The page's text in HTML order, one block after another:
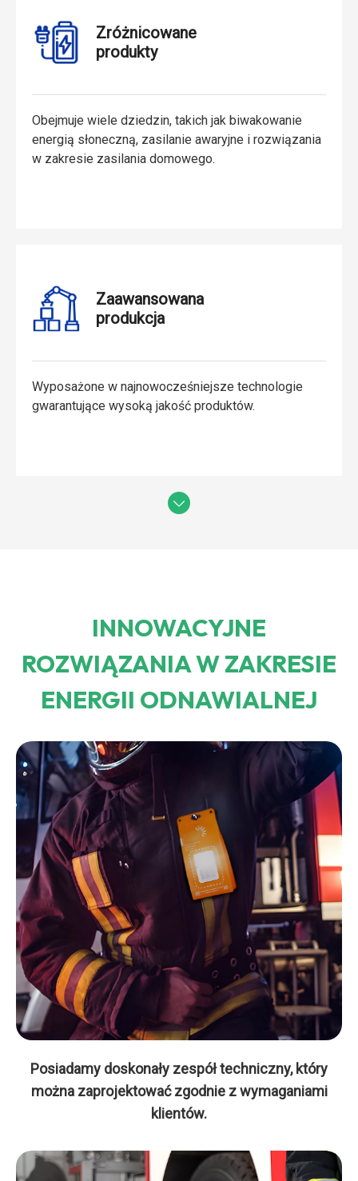
Zróżnicowane
produkty
Obejmuje wiele dziedzin, takich jak biwakowanie
energią słoneczną, zasilanie awaryjne i rozwiązania
w zakresie zasilania domowego.
Zaawansowana
produkcja
Wyposażone w najnowocześniejsze technologie
gwarantujące wysoką jakość produktów.
INNOWACYJNE
ROZWIĄZANIA W ZAKRESIE
ENERGII ODNAWIALNEJ
Posiadamy doskonały zespół techniczny, który
można zaprojektować zgodnie z wymaganiami
klientów.